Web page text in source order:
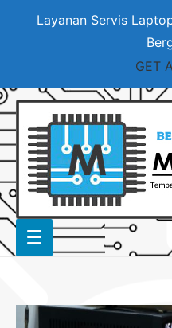
Layanan Servis
GET